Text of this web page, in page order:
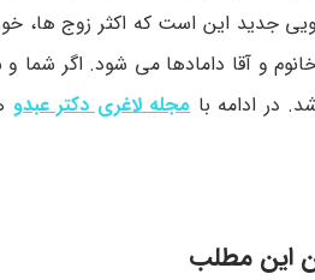
جدید این است که اکثر زوج ها،
و آقا دامادها می شود. اگر
در ادامه بامجله لاغری دکتر عبدو
این مطلب